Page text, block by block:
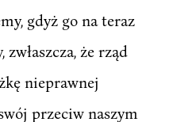
gdyż go na teraz
że rząd
nieprawnej
przeciw naszym